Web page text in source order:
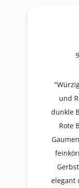
und
dunkle
Rote
elegant